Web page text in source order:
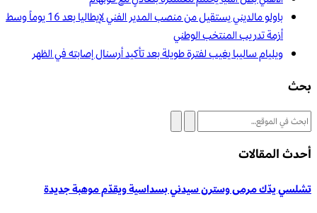
باولو مالديني يستقيل من منصب المدير الفني لإيطاليا بعد 16 يوماً وسط
أزمة تدريب المنتخب الوطني
ويليام ساليبا يغيب لفترة طويلة بعد تأكيد أرسنال إصابته في الظهر
بحث
أحدث المقالات
تشلسي يدّك مرمى وسترن سيدني بسداسية ويقدّم موهبة جديدة